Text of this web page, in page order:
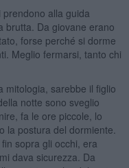
alla guida
brutta. Da giovane erano
forse perché si dorme
Meglio fermarsi, tanto chi
mitologia, sarebbe il figlio
notte sono sveglio
fa le ore piccole, lo
la postura del dormiente.
sopra gli occhi, era
dava sicurezza. Da